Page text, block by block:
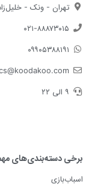
تهران - ونک -
۰۲۱-۸۸۸۷۳۰۱۵
۰۹۹۰۵۳۸۸۱۹۱
۹ الی ۲۲
برخی دسته‌بندی‌های
اسباب‌بازی